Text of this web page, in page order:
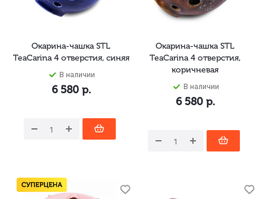
Окарина-чашка STL
TeaCarina 4 отверстия, синяя
В наличии
6 580р.
Окарина-чашка STL
TeaCarina 4 отверстия,
коричневая
В наличии
6 580р.